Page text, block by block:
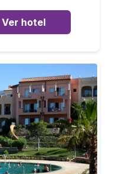
Ver hotel